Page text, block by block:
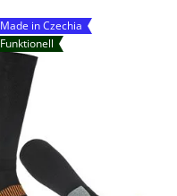
Made in Czechia
Funktionell